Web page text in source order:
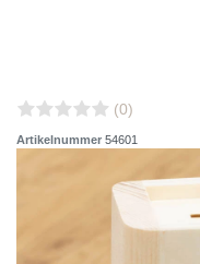
(0)
Artikelnummer 54601